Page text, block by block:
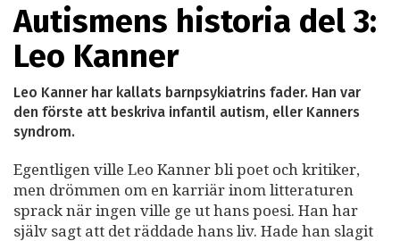
Autismens historia del 3:
Leo Kanner
Leo Kanner har kallats barnpsykiatrins fader. Han var
den förste att beskriva infantil autism, eller Kanners
syndrom.
Egentligen ville Leo Kanner bli poet och kritiker,
men drömmen om en karriär inom litteraturen
sprack när ingen ville ge ut hans poesi. Han har
själv sagt att det räddade hans liv. Hade han slagit